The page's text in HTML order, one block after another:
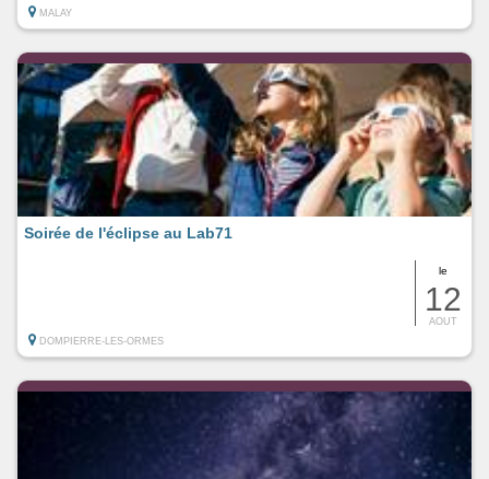
MALAY
le
12
AOUT
Soirée de l'éclipse au Lab71
DOMPIERRE-LES-ORMES